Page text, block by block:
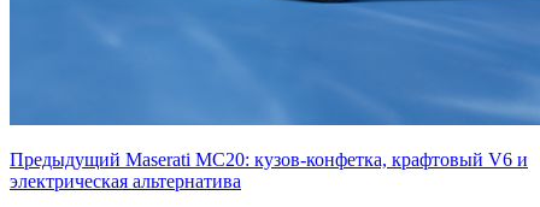
Предыдущий Maserati MC20: кузов-конфетка, крафтовый V6 и
электрическая альтернатива